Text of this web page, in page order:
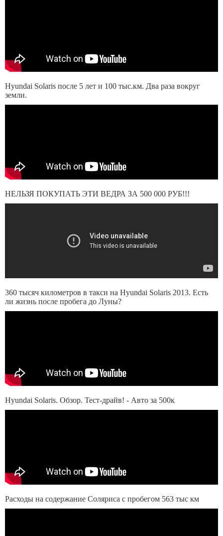
Hyundai Solaris после 5 лет и 100 тыс.км. Два раза вокруг
земли.
НЕЛЬЗЯ ПОКУПАТЬ ЭТИ ВЕДРА ЗА 500 000 РУБ!!!
360 тысяч километров в такси на Hyundai Solaris 2013. Есть
ли жизнь после пробега до Луны?
Hyundai Solaris. Обзор. Тест-драйв! - Авто за 500к
Расходы на содержание Соляриса с пробегом 563 тыс км